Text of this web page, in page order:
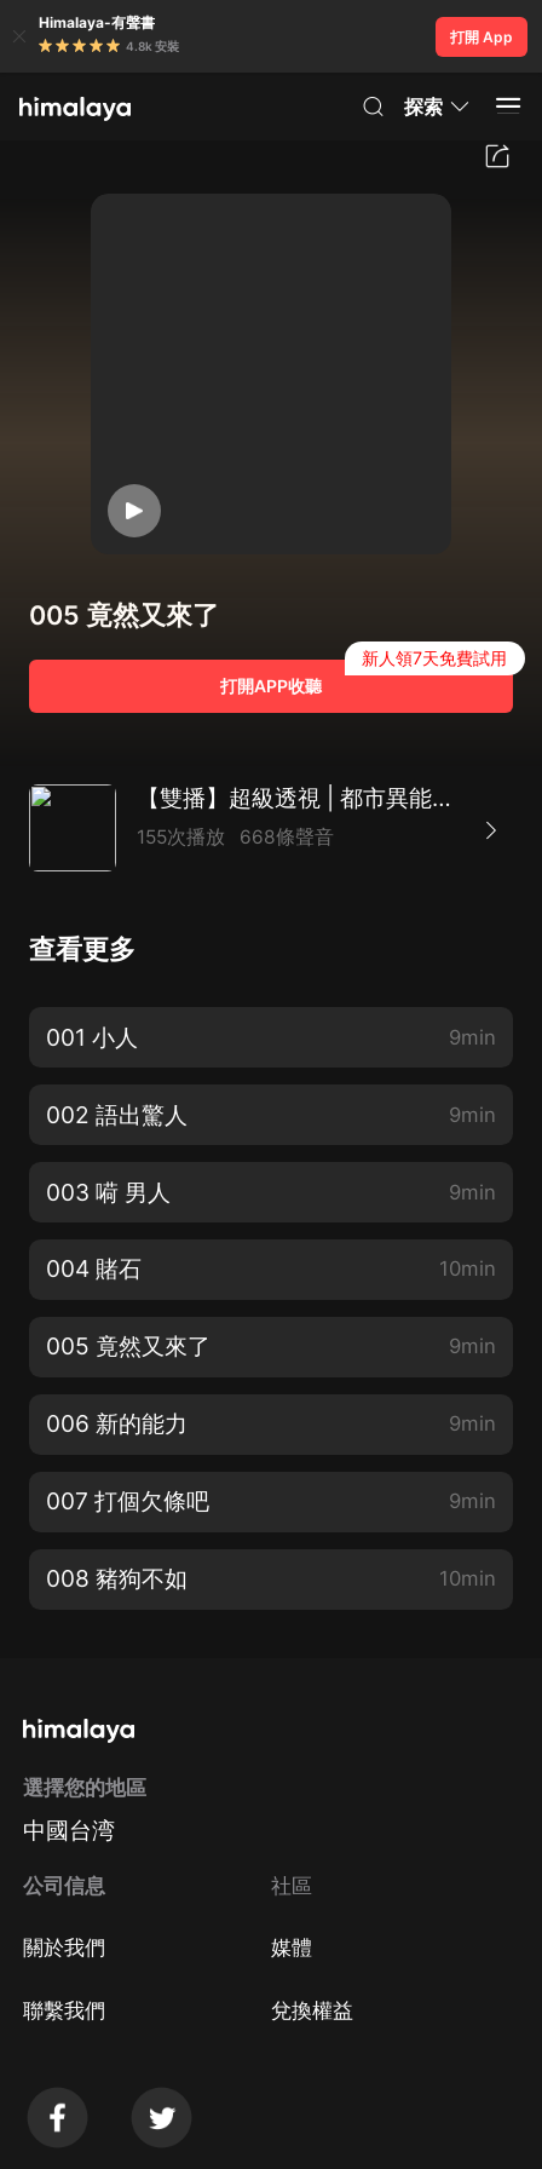
Himalaya-有聲書
4.8k 安裝
打開 App
探索
005 竟然又來了
打開APP收聽
新人領7天免費試用
【雙播】超級透視 | 都市異能&逆襲爽文
155次播放 668條聲音
查看更多
001 小人 9min
002 語出驚人 9min
003 嗬 男人 9min
004 賭石 10min
005 竟然又來了 9min
006 新的能力 9min
007 打個欠條吧 9min
008 豬狗不如 10min
選擇您的地區
中國台湾
公司信息
關於我們
聯繫我們
社區
媒體
兌換權益